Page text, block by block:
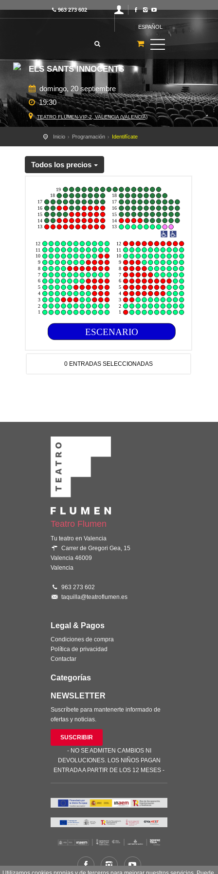
963 273 602
ESPAÑOL
ELS SANTS INNOCENTS
domingo, 20 septiembre
19:30
TEATRO FLUMEN-VIP-2, VALENCIA (VALENCIA)
Inicio Programación Identifícate
Todos los precios
19
18
18
17
17
16
16
15 15
14 14
13 13
12 12
11 11
10
10
9
9
8
8
7 7
6
6
5
5
4
4
3
3
2
2
1 1
ESCENARIO
0 ENTRADAS SELECCIONADAS
Teatro Flumen
Tu teatro en Valencia
Carrer de Gregori Gea, 15
Valencia 46009
Valencia
963 273 602
taquilla@teatroflumen.es
Legal & Pagos
Condiciones de compra
Política de privacidad
Contactar
Categorías
NEWSLETTER
Suscríbete para mantenerte informado de
ofertas y noticias.
SUSCRIBIR
- NO SE ADMITEN CAMBIOS NI
DEVOLUCIONES. LOS NIÑOS PAGAN
ENTRADA A PARTIR DE LOS 12 MESES -